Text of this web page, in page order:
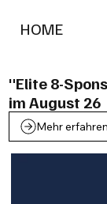
HOME
"Elite 8-
im August 26
Mehr erfahren